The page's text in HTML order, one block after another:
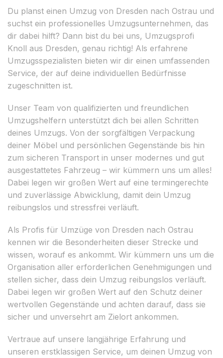
Du planst einen Umzug von Dresden nach Ostrau und
suchst ein professionelles Umzugsunternehmen, das
dir dabei hilft? Dann bist du bei uns, Umzugsprofi
Knoll aus Dresden, genau richtig! Als erfahrene
Umzugsspezialisten bieten wir dir einen umfassenden
Service, der auf deine individuellen Bedürfnisse
zugeschnitten ist.
Unser Team von qualifizierten und freundlichen
Umzugshelfern unterstützt dich bei allen Schritten
deines Umzugs. Von der sorgfältigen Verpackung
deiner Möbel und persönlichen Gegenstände bis hin
zum sicheren Transport in unser modernes und gut
ausgestattetes Fahrzeug – wir kümmern uns um alles!
Dabei legen wir großen Wert auf eine termingerechte
und zuverlässige Abwicklung, damit dein Umzug
reibungslos und stressfrei verläuft.
Als Profis für Umzüge von Dresden nach Ostrau
kennen wir die Besonderheiten dieser Strecke und
wissen, worauf es ankommt. Wir kümmern uns um die
Organisation aller erforderlichen Genehmigungen und
stellen sicher, dass dein Umzug reibungslos verläuft.
Dabei legen wir großen Wert auf den Schutz deiner
wertvollen Gegenstände und achten darauf, dass sie
sicher und unversehrt am Zielort ankommen.
Vertraue auf unsere langjährige Erfahrung und
unseren erstklassigen Service, um deinen Umzug von